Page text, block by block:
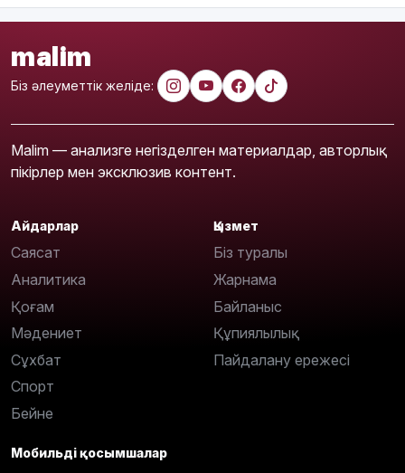
malim
Біз әлеуметтік желіде:
Malim — анализге негізделген материалдар, авторлық
пікірлер мен эксклюзив контент.
Айдарлар
Саясат
Аналитика
Қоғам
Мәдениет
Сұхбат
Спорт
Бейне
Қызмет
Біз туралы
Жарнама
Байланыс
Құпиялылық
Пайдалану ережесі
Мобильді қосымшалар